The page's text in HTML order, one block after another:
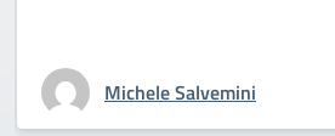
Michele Salvemini